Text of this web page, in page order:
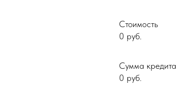
Стоимость
0 руб.
Сумма кредита
0 руб.